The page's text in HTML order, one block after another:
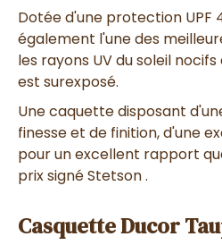
Dotée d'une protection UPF
également l'une des
les rayons UVdu soleil
est surexposé.
Une caquette disposant
finesse et de finition,d'une
pour un excellent rapport
prixsigné Stetson .
Casquette Ducor